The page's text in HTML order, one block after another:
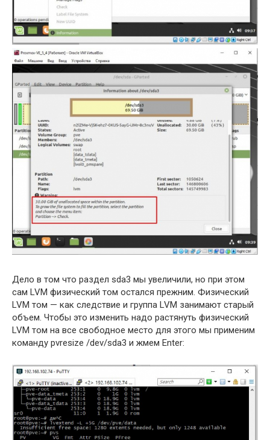
Дело в том что раздел sda3 мы увеличили, но при этом
сам LVM физический том остался прежним. Физический
LVM том — как следствие и группа LVM занимают старый
объем. Чтобы это изменить надо растянуть физический
LVM том на все свободное место для этого мы применим
команду pvresize /dev/sda3 и жмем Enter: